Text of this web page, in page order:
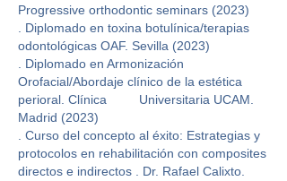
Progressive orthodontic seminars (2023)
Diplomado en toxina botulínica/terapias
odontológicas OAF. Sevilla (2023)
Diplomado en Armonización
Orofacial/Abordaje clínico de la estética
perioral. Clínica Universitaria UCAM.
Madrid (2023)
. Curso del concepto al éxito: Estrategias y
protocolos en rehabilitación con composites
directos e indirectos . Dr. Rafael Calixto.